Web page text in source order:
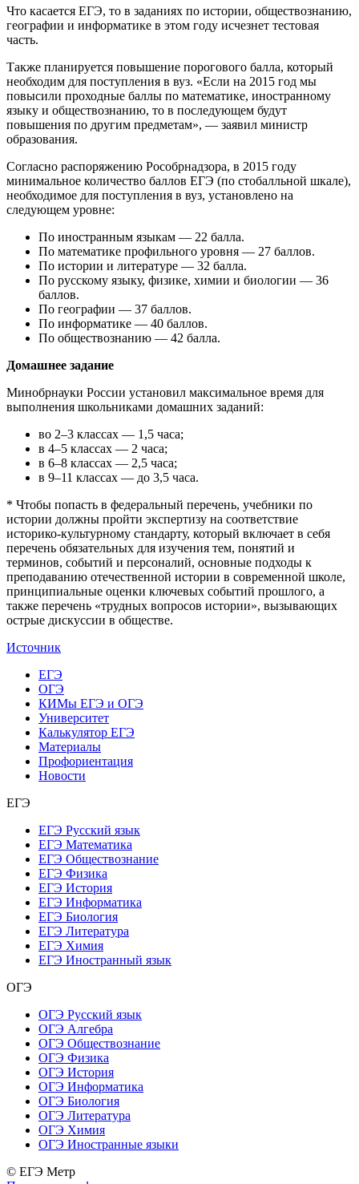
Что касается ЕГЭ, то в заданиях по истории, обществознанию,
географии и информатике в этом году исчезнет тестовая
часть.
Также планируется повышение порогового балла, который
необходим для поступления в вуз. «Если на 2015 год мы
повысили проходные баллы по математике, иностранному
языку и обществознанию, то в последующем будут
повышения по другим предметам», — заявил министр
образования.
Согласно распоряжению Рособрнадзора, в 2015 году
минимальное количество баллов ЕГЭ (по стобалльной шкале),
необходимое для поступления в вуз, установлено на
следующем уровне:
По иностранным языкам — 22 балла.
По математике профильного уровня — 27 баллов.
По истории и литературе — 32 балла.
По русскому языку, физике, химии и биологии — 36
баллов.
По географии — 37 баллов.
По информатике — 40 баллов.
По обществознанию — 42 балла.
Домашнее задание
Минобрнауки России установил максимальное время для
выполнения школьниками домашних заданий:
во 2–3 классах — 1,5 часа;
в 4–5 классах — 2 часа;
в 6–8 классах — 2,5 часа;
в 9–11 классах — до 3,5 часа.
* Чтобы попасть в федеральный перечень, учебники по
истории должны пройти экспертизу на соответствие
историко-культурному стандарту, который включает в себя
перечень обязательных для изучения тем, понятий и
терминов, событий и персоналий, основные подходы к
преподаванию отечественной истории в современной школе,
принципиальные оценки ключевых событий прошлого, а
также перечень «трудных вопросов истории», вызывающих
острые дискуссии в обществе.
Источник
ЕГЭ
ОГЭ
КИМы ЕГЭ и ОГЭ
Университет
Калькулятор ЕГЭ
Материалы
Профориентация
Новости
ЕГЭ
ЕГЭ Русский язык
ЕГЭ Математика
ЕГЭ Обществознание
ЕГЭ Физика
ЕГЭ История
ЕГЭ Информатика
ЕГЭ Биология
ЕГЭ Литература
ЕГЭ Химия
ЕГЭ Иностранный язык
ОГЭ
ОГЭ Русский язык
ОГЭ Алгебра
ОГЭ Обществознание
ОГЭ Физика
ОГЭ История
ОГЭ Информатика
ОГЭ Биология
ОГЭ Литература
ОГЭ Химия
ОГЭ Иностранные языки
© ЕГЭ Метр